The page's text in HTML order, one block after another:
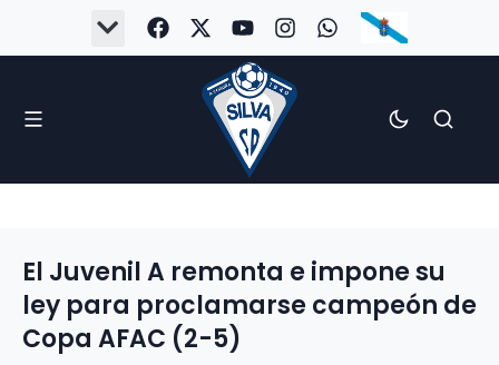
El Juvenil A remonta e impone su
ley para proclamarse campeón de
Copa AFAC (2-5)